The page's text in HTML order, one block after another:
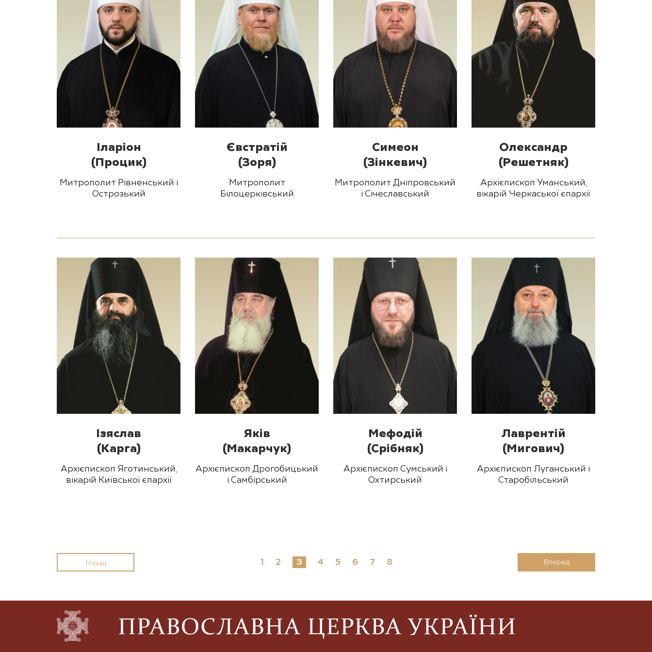
Іларіон
(Процик)
Митрополит Рівненський і
Острозький
Євстратій
(Зоря)
Митрополит
Білоцерківський
Симеон
(Зінкевич)
Митрополит Дніпровський
і Січеславський
Олександр
(Решетняк)
Архієпископ Уманський,
вікарій Черкаської єпархії
Ізяслав
(Карга)
Архієпископ Яготинський,
вікарій Київської єпархії
Яків
(Макарчук)
Архієпископ Дрогобицький
і Самбірський
Мефодій
(Срібняк)
Архієпископ Сумський і
Охтирський
Лаврентій
(Мигович)
Архієпископ Луганський і
Старобільський
Назад 1 2 3 4 5 6 7 8 Вперед